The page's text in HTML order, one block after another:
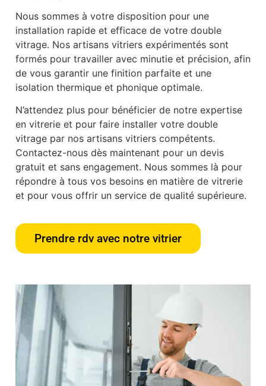
Nous sommes à votre disposition pour une
installation rapide et efficace de votre double
vitrage. Nos artisans vitriers expérimentés sont
formés pour travailler avec minutie et précision, afin
de vous garantir une finition parfaite et une
isolation thermique et phonique optimale.
N’attendez plus pour bénéficier de notre expertise
en vitrerie et pour faire installer votre double
vitrage par nos artisans vitriers compétents.
Contactez-nous dès maintenant pour un devis
gratuit et sans engagement. Nous sommes là pour
répondre à tous vos besoins en matière de vitrerie
et pour vous offrir un service de qualité supérieure.
Prendre rdv avec notre vitrier